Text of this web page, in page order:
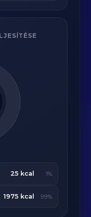
25 kcal 1%
1975 kcal 99%